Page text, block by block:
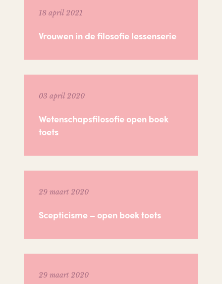
18 april 2021
Vrouwen in de filosofie lessenserie
03 april 2020
Wetenschapsfilosofie open boek
toets
29 maart 2020
Scepticisme – open boek toets
29 maart 2020